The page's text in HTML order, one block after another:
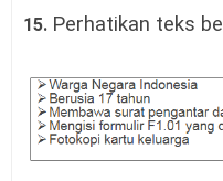
15. Perhatikan teks